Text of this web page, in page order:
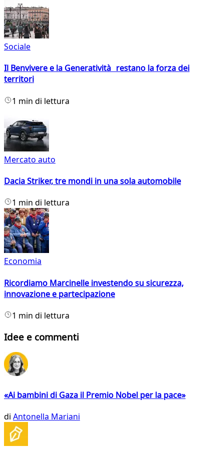
Sociale
Il Benvivere e la Generatività restano la forza dei
territori
1 min di lettura
Mercato auto
Dacia Striker, tre mondi in una sola automobile
1 min di lettura
Economia
Ricordiamo Marcinelle investendo su sicurezza,
innovazione e partecipazione
1 min di lettura
Idee e commenti
«Ai bambini di Gaza il Premio Nobel per la pace»
di Antonella Mariani